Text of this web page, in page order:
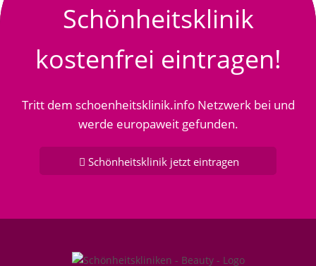
Schönheitsklinik
kostenfrei eintragen!
Tritt dem schoenheitsklinik.info Netzwerk bei und
werde europaweit gefunden.
Schönheitsklinik jetzt eintragen